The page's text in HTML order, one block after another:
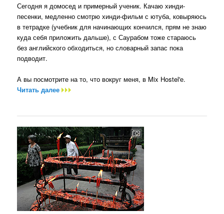
Сегодня я домосед и примерный ученик. Качаю хинди-
песенки, медленно смотрю хинди-фильм с ютуба, ковыряюсь
в тетрадке (учебник для начинающих кончился, прям не знаю
куда себя приложить дальше), с Саурабом тоже стараюсь
без английского обходиться, но словарный запас пока
подводит.
А вы посмотрите на то, что вокруг меня, в Mix Hostel'е.
Читать далее